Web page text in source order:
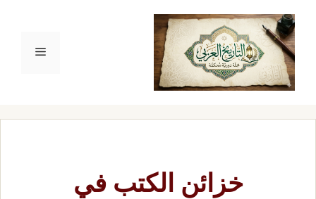
انتقل
المحتوى
القائمة
خزائن الكتب في